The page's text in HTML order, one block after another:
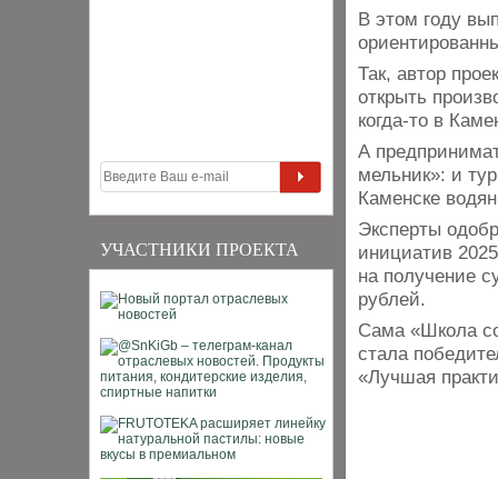
УЧАСТНИКИ ПРОЕКТА
В этом году
Так, автор
открыть
когда-то в
А
мельник»: и
Каменске
Эксперты
инициатив
на получение
рублей.
Сама «Школа
стала
«Лучшая